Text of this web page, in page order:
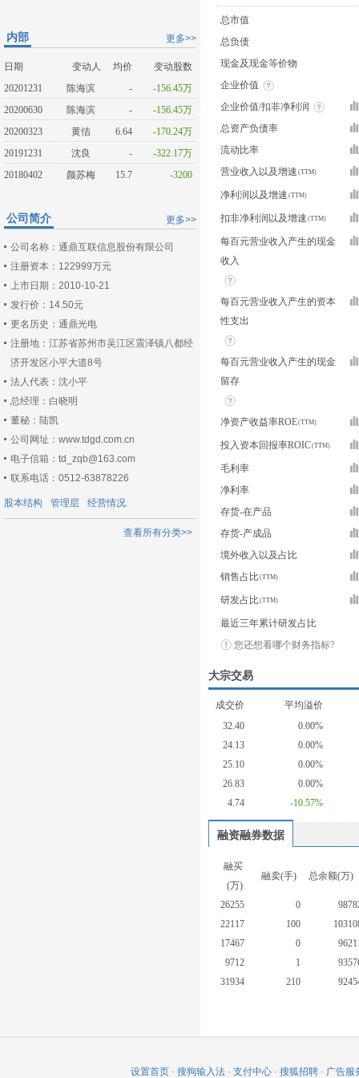
更多>>
内部
日期 变动人 均价
变动股数
20201231
陈海滨 -
-156.45万
20200630
陈海滨 -
-156.45万
20200323
黄佶 6.64
-170.24万
20191231
沈良 -
-322.17万
20180402
颜苏梅 15.7 -3200
更多>>
公司简介
公司名称：通鼎互联信息股份有限公司
注册资本：122999万元
上市日期：2010-10-21
发行价：14.50元
更名历史：通鼎光电
注册地：江苏省苏州市吴江区震泽镇八都经
济开发区小平大道8号
法人代表：沈小平
总经理：白晓明
董秘：陆凯
公司网址：www.tdgd.com.cn
电子信箱：td_zqb@163.com
联系电话：0512-63878226
股本结构 管理层 经营情况
查看所有分类>>
总市值
总负债
现金及现金等价物
企业价值
企业价值/扣非净利润
总资产负债率
流动比率
营业收入以及增速
净利润以及增速
扣非净利润以及增速
每百元营业收入产生的现金
收入
每百元营业收入产生的资本
性支出
每百元营业收入产生的现金
留存
净资产收益率ROE
投入资本回报率ROIC
毛利率
净利率
存货-在产品
存货-产成品
境外收入以及占比
销售占比
研发占比
最近三年累计研发占比
您还想看哪个财务指标?
大宗交易
成交价
平均溢价
32.40
0.00%
24.13
0.00%
25.10
0.00%
26.83
0.00%
4.74
-10.57%
融资融券数据
融买
(万)
融卖(手) 总余额(万)
26255 0
22117
100
17467
0
9712
1
31934
210
27030
3
设置首页 - 搜狗输入法 - 支付中心 - 搜狐招聘 - 广告服